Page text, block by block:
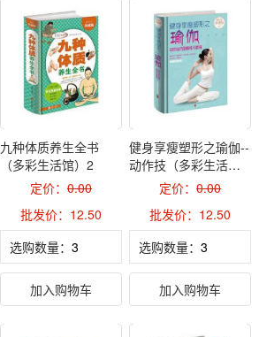
九种体质养生全书
（多彩生活馆）2
定价： 0.00
批发价：12.50
选购数量：
加入购物车
健身享瘦塑形之瑜伽--
动作技（多彩生活
馆）2定价：0.00
批发价：12.50
选购数量：
加入购物车